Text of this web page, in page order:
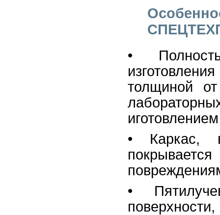
•
толщиной
• Каркас,
•